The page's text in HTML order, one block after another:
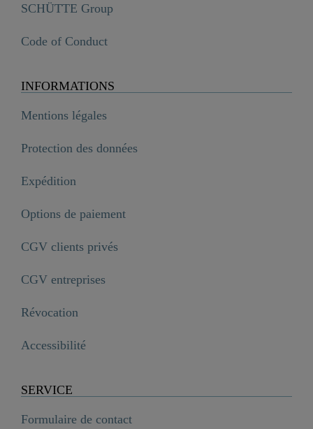
SCHÜTTE Group
Code of Conduct
INFORMATIONS
Mentions légales
Protection des données
Expédition
Options de paiement
CGV clients privés
CGV entreprises
Révocation
Accessibilité
SERVICE
Formulaire de contact